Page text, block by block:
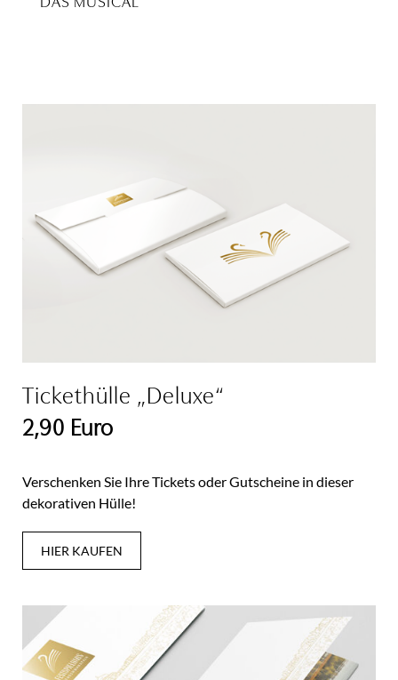
Tickethülle „Deluxe“
2,90 Euro
Verschenken Sie Ihre Tickets oder Gutscheine in dieser
dekorativen Hülle!
HIER KAUFEN